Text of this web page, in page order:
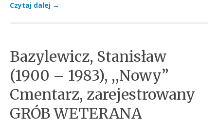
Czytaj dalej →
Bazylewicz, Stanisław
(1900 – 1983), ,,Nowy”
Cmentarz, zarejestrowany
GRÓB WETERANA